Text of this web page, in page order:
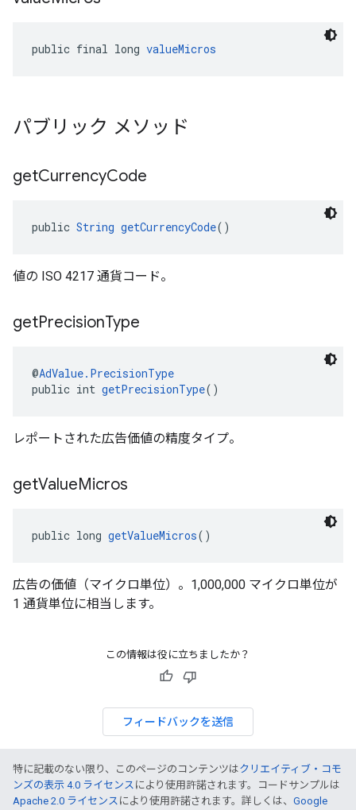
public final long valueMicros
パブリック メソッド
getCurrencyCode
public String getCurrencyCode()
値の ISO 4217 通貨コード。
getPrecisionType
@AdValue.PrecisionType
public int getPrecisionType()
レポートされた広告価値の精度タイプ。
getValueMicros
public long getValueMicros()
広告の価値（マイクロ単位）。1,000,000 マイクロ単位が
1 通貨単位に相当します。
この情報は役に立ちましたか？
フィードバックを送信
特に記載のない限り、このページのコンテンツはクリエイティブ・コモ
ンズの表示 4.0 ライセンス により使用許諾されます。コードサンプルは
Apache 2.0 ライセンス により使用許諾されます。詳しくは、 Google